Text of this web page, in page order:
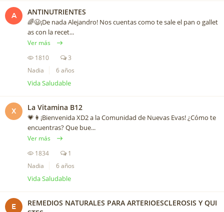
A ANTINUTRIENTES
🌈😃¡De nada Alejandro! Nos cuentas como te sale el pan o gallet
as con la recet...
Ver más
1810
3
Nadia
6 años
Vida Saludable
X La Vitamina B12
💗👩¡Bienvenida XD2 a la Comunidad de Nuevas Evas! ¿Cómo te
encuentras? Que bue...
Ver más
1834
1
Nadia
6 años
Vida Saludable
E
REMEDIOS NATURALES PARA ARTERIOESCLEROSIS Y QUI